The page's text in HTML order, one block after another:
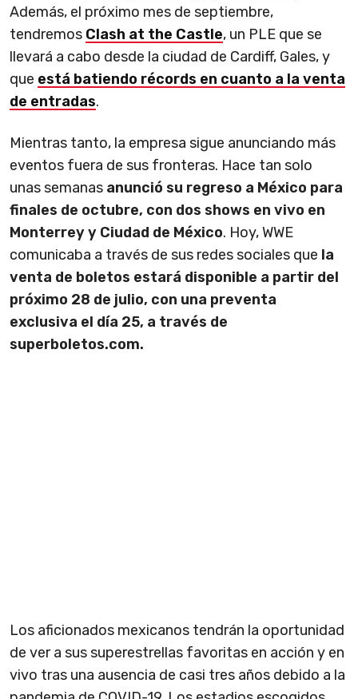
Además, el próximo mes de septiembre,
tendremos Clash at the Castle, un PLE que se
llevará a cabo desde la ciudad de Cardiff, Gales, y
que está batiendo récords en cuanto a la venta
de entradas.
Mientras tanto, la empresa sigue anunciando más
eventos fuera de sus fronteras. Hace tan solo
unas semanas anunció su regreso a México para
finales de octubre, con dos shows en vivo en
Monterrey y Ciudad de México. Hoy, WWE
comunicaba a través de sus redes sociales que la
venta de boletos estará disponible a partir del
próximo 28 de julio, con una preventa
exclusiva el día 25, a través de
superboletos.com.
Los aficionados mexicanos tendrán la oportunidad
de ver a sus superestrellas favoritas en acción y en
vivo tras una ausencia de casi tres años debido a la